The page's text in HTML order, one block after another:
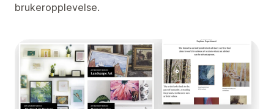
brukeropplevelse.